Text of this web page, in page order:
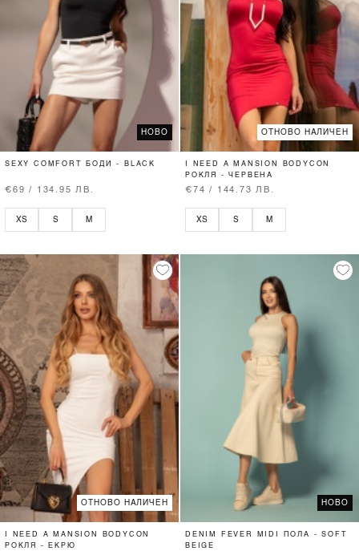
НОВО
SEXY COMFORT БОДИ - BLACK
€69 / 134.95 ЛВ.
XS S M
ОТНОВО НАЛИЧЕН
I NEED A MANSION BODYCON
РОКЛЯ - ЧЕРВЕНА
€74 / 144.73 ЛВ.
XS S M
ОТНОВО НАЛИЧЕН
I NEED A MANSION BODYCON
РОКЛЯ - ЕКРЮ
НОВО
DENIM FEVER MIDI ПОЛА - SOFT
BEIGE